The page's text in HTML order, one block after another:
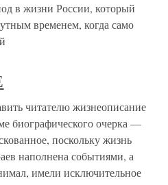
в жизни России, который
временем, когда само
читателю жизнеописание
биографического очерка —
поскольку жизнь
наполнена событиями, а
имели исключительное